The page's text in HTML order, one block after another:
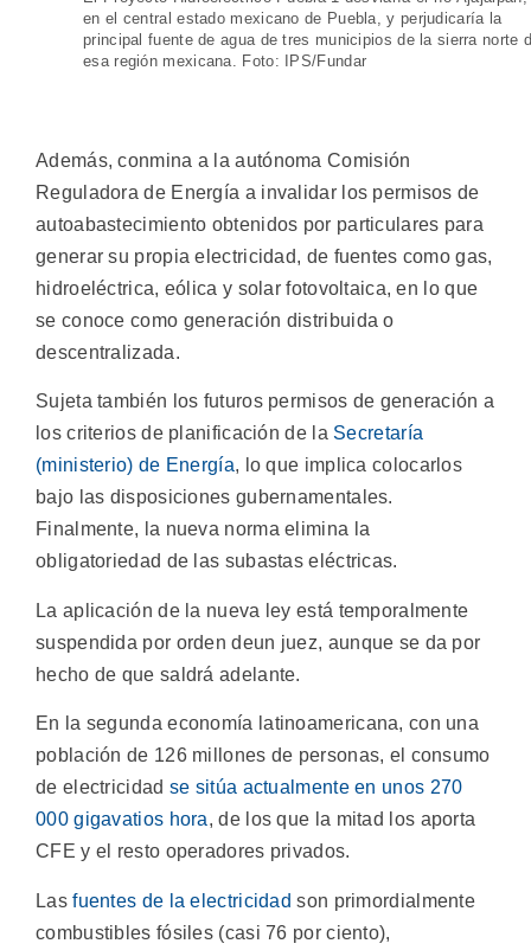
en el central estado mexicano de Puebla, y perjudicaría la
principal fuente de agua de tres municipios de la sierra norte
esa región mexicana. Foto: IPS/Fundar
Además, conmina a la autónoma Comisión
Reguladora de Energía a invalidar los permisos de
autoabastecimiento obtenidos por particulares para
generar su propia electricidad, de fuentes como gas,
hidroeléctrica, eólica y solar fotovoltaica, en lo que
se conoce como generación distribuida o
descentralizada.
Sujeta también los futuros permisos de generación a
los criterios de planificación de la Secretaría
(ministerio) de Energía, lo que implica colocarlos
bajo las disposiciones gubernamentales.
Finalmente, la nueva norma elimina la
obligatoriedad de las subastas eléctricas.
La aplicación de la nueva ley está temporalmente
suspendida por orden deun juez, aunque se da por
hecho de que saldrá adelante.
En la segunda economía latinoamericana, con una
población de 126 millones de personas, el consumo
de electricidad se sitúa actualmente en unos 270
000 gigavatios hora, de los que la mitad los aporta
CFE y el resto operadores privados.
Lasfuentes de la electricidad son primordialmente
combustibles fósiles (casi 76 por ciento),